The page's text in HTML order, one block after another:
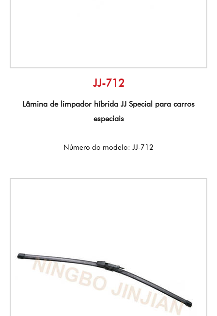
JJ-712
Lâmina de limpador híbrida JJ Special para carros
especiais
Número do modelo: JJ-712